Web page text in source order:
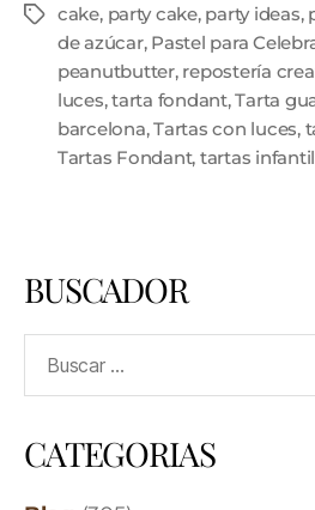
cake, party cake, party ideas,
de azúcar, Pastel para
peanutbutter, repostería
luces,tarta fondant,Tarta
barcelona,Tartas con luces,
Tartas Fondant, tartas
BUSCADOR
CATEGORIAS